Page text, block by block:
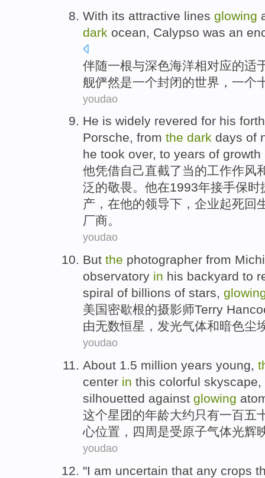
With its attractive lines glowing
dark ocean Calypso was an
伴随一根与深色海洋相对应的适
舰俨然是一个封闭的世界 ，一个
youdao
He is widely revered for his
Porsche, from the dark days of
he took over, to years of growth
他凭借自己直截了当的工作作风
泛的敬畏。他在1993年接手保时
产，在他的领导下，企业起死回
厂商。
youdao
But the photographer from
observatory in his backyard to
spiral of billions of stars,
美国密歇根的摄影师Terry
由无数恒星 ， 发光气体和暗色尘
youdao
About 1.5 million years young,
center in this colorful
silhouetted against glowing
这个星团的年龄大约只有一百五
心位置，四周是受原子气体光辉
youdao
"I am uncertain that any crops